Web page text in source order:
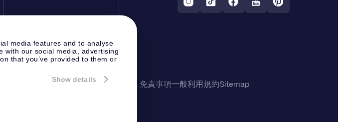
media features and to analyse
with our social media, advertising
that you’ve provided to them or
Show details
プライバシーポリシー & 免責事項一般利用規約Sitemap